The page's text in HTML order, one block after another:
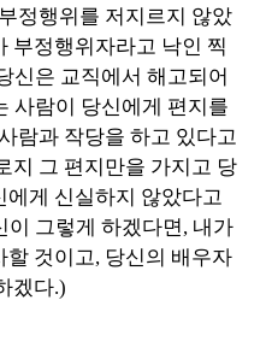
정행위를 저지르지 않았
부정행위자라고 낙인 찍
신은 교직에서 해고되어
사람이 당신에게 편지를
람과 작당을 하고 있다고
지 그 편지만을 가지고 당
게 신실하지 않았다고
이 그렇게 하겠다면, 내가
것이고, 당신의 배우자
겠다.)